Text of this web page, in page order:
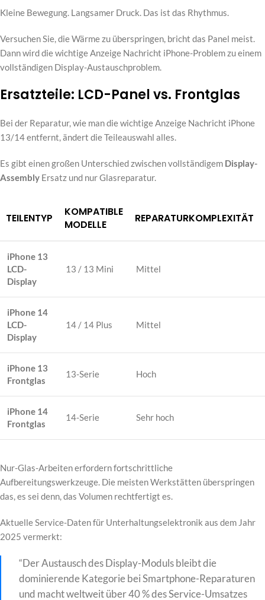
Kleine Bewegung. Langsamer Druck. Das ist das Rhythmus.
Versuchen Sie, die Wärme zu überspringen, bricht das Panel meist.
Dann wird die wichtige Anzeige Nachricht iPhone-Problem zu einem
vollständigen Display-Austauschproblem.
Ersatzteile: LCD-Panel vs. Frontglas
Bei der Reparatur, wie man die wichtige Anzeige Nachricht iPhone
13/14 entfernt, ändert die Teileauswahl alles.
Es gibt einen großen Unterschied zwischen vollständigem Display-
Assembly Ersatz und nur Glasreparatur.
TEILENTYP
KOMPATIBLE
MODELLE
REPARATURKOMPLEXITÄT
iPhone 13
LCD-
Display
13 / 13 Mini Mittel
iPhone 14
LCD-
Display
14 / 14 Plus Mittel
iPhone 13
Frontglas
13-Serie Hoch
iPhone 14
Frontglas
14-Serie Sehr hoch
Nur-Glas-Arbeiten erfordern fortschrittliche
Aufbereitungswerkzeuge. Die meisten Werkstätten überspringen
das, es sei denn, das Volumen rechtfertigt es.
Aktuelle Service-Daten für Unterhaltungselektronik aus dem Jahr
2025 vermerkt:
“Der Austausch des Display-Moduls bleibt die
dominierende Kategorie bei Smartphone-Reparaturen
und macht weltweit über 40 % des Service-Umsatzes